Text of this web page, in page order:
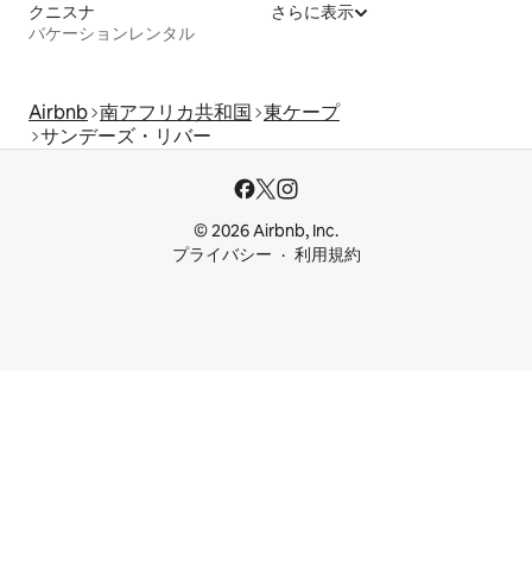
クニスナ
バケーションレンタル
さらに表示
Airbnb 南アフリカ共和国 東ケープ
サンデーズ・リバー
© 2026 Airbnb, Inc.
プライバシー
利用規約